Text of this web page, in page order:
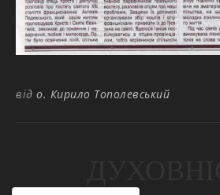
від о. Кирило Тополевський